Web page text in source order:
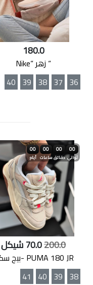
180.0
“ زهر “Nike
36
37
38
39
40
00
أيام
00
ساعات
00
دقائق
00
ثواني
200.0
PUMA 180 JR -بيج سكن
38
39
40
41